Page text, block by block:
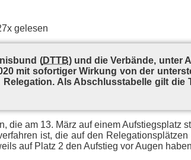
gelesen
(DTTB) und die Ver­bän­de, un­ter
mit so­for­ti­ger Wir­kung von der
Als Ab­schluss­ta­bel­le gilt die
die am 13. März auf ei­nem
ist, die auf den
auf Platz 2 den Auf­stieg vor Au­gen